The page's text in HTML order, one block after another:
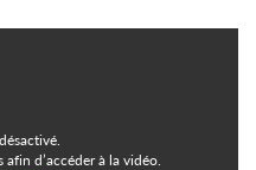
d’accéder à la vidéo.